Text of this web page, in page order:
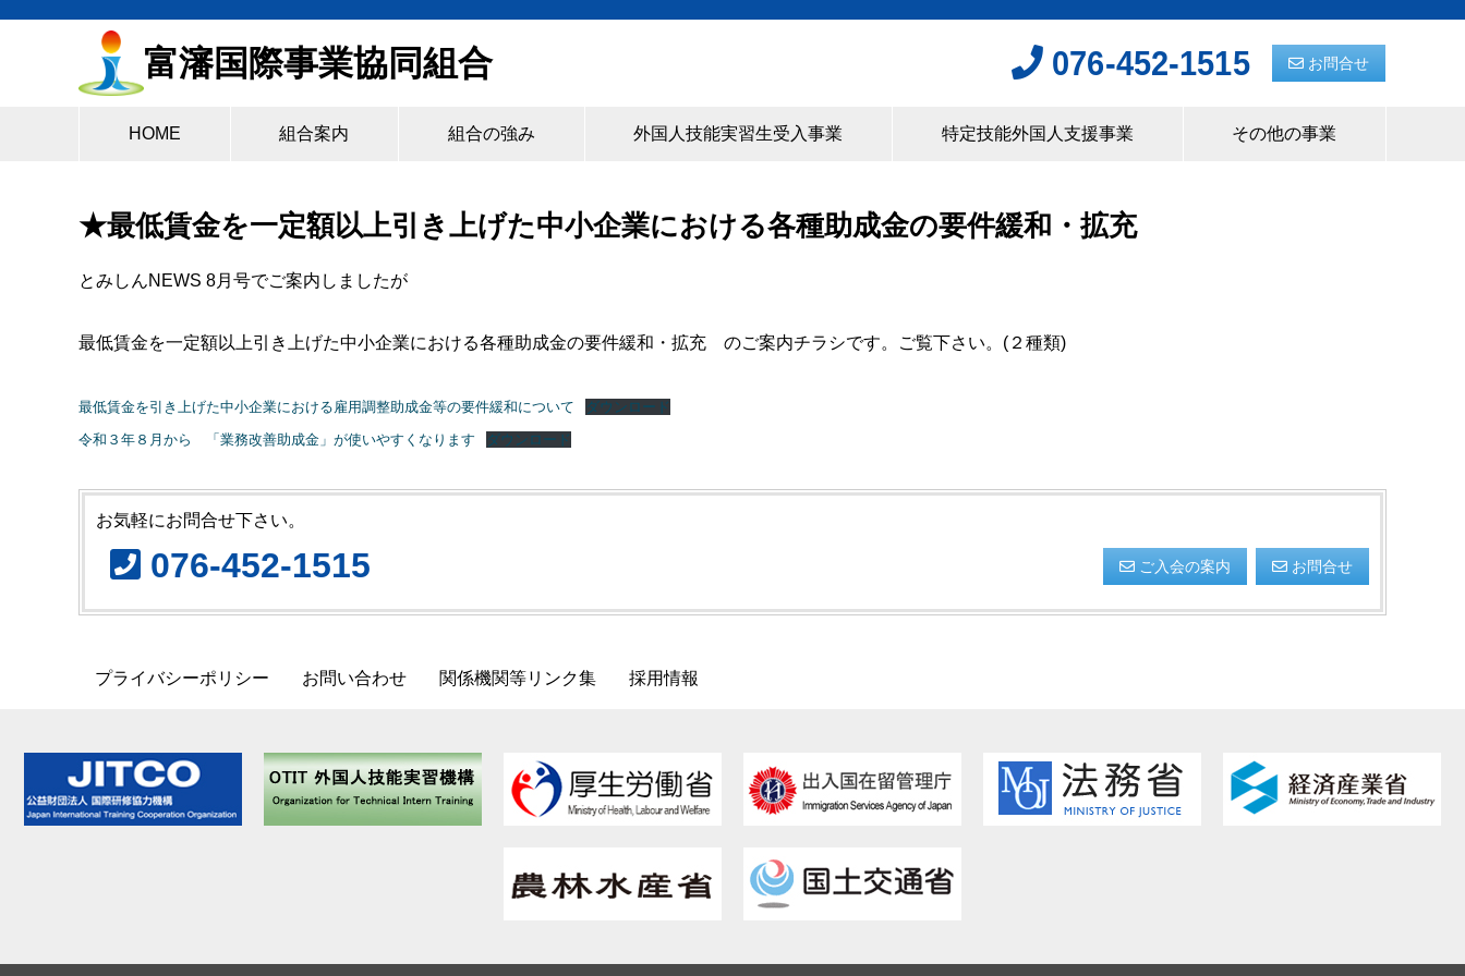
富瀋国際事業協同組合 076-452-1515 お問合せ
HOME 組合案内 組合の強み 外国人技能実習生受入事業 特定技能外国人支援事業 その他の事業
★最低賃金を一定額以上引き上げた中小企業における各種助成金の要件緩和・拡充
とみしんNEWS 8月号でご案内しましたが
最低賃金を一定額以上引き上げた中小企業における各種助成金の要件緩和・拡充 のご案内チラシです。ご覧下さい。(２種類)
最低賃金を引き上げた中小企業における雇用調整助成金等の要件緩和について
ダウンロード
令和３年８月から 「業務改善助成金」が使いやすくなります
ダウンロード
お気軽にお問合せ下さい。
076-452-1515 ご入会の案内 お問合せ
プライバシーポリシー お問い合わせ 関係機関等リンク集 採用情報